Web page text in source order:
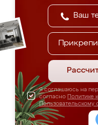
Я соглашаюсь на
согласно Политике
Пользовательскому